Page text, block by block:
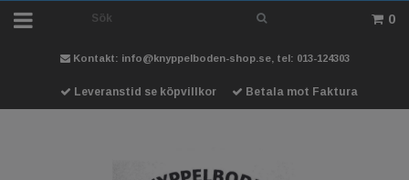
0
Kontakt: info@knyppelboden-shop.se, tel: 013-124303
Leveranstid se köpvillkor Betala mot Faktura